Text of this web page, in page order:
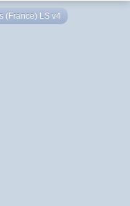
(France) LS v4